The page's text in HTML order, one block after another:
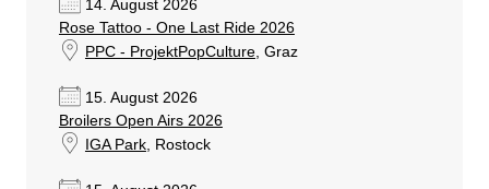
14. August 2026
Rose Tattoo - One Last Ride 2026
PPC - ProjektPopCulture, Graz
15. August 2026
Broilers Open Airs 2026
IGA Park, Rostock